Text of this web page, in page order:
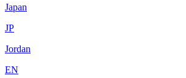
Japan
JP
Jordan
EN